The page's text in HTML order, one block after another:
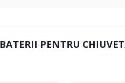
BATERII PENTRU